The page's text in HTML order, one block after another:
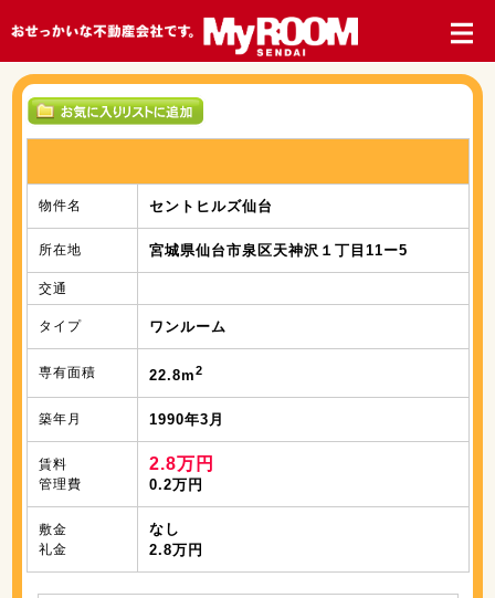
物件名 セントヒルズ仙台
所在地 宮城県仙台市泉区天神沢１丁目11ー5
交通
タイプ ワンルーム
専有面積 22.8m2
築年月 1990年3月
賃料
管理費
2.8万円
0.2万円
敷金
礼金
なし
2.8万円